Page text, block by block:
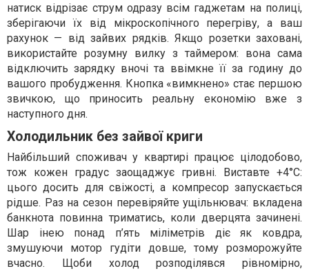
натиск відрізає струм одразу всім гаджетам на полиці,
зберігаючи їх від мікроскопічного перегріву, а ваш
рахунок — від зайвих рядків. Якщо розетки заховані,
використайте розумну вилку з таймером: вона сама
відключить зарядку вночі та ввімкне її за годину до
вашого пробудження. Кнопка «вимкнено» стає першою
звичкою, що приносить реальну економію вже з
наступного дня.
Холодильник без зайвої криги
Найбільший споживач у квартирі працює цілодобово,
тож кожен градус заощаджує гривні. Виставте +4°C:
цього досить для свіжості, а компресор запускається
рідше. Раз на сезон перевіряйте ущільнювач: вкладена
банкнота повинна триматись, коли дверцята зачинені.
Шар інею понад п’ять міліметрів діє як ковдра,
змушуючи мотор гудіти довше, тому розморожуйте
вчасно. Щоби холод розподілявся рівномірно,